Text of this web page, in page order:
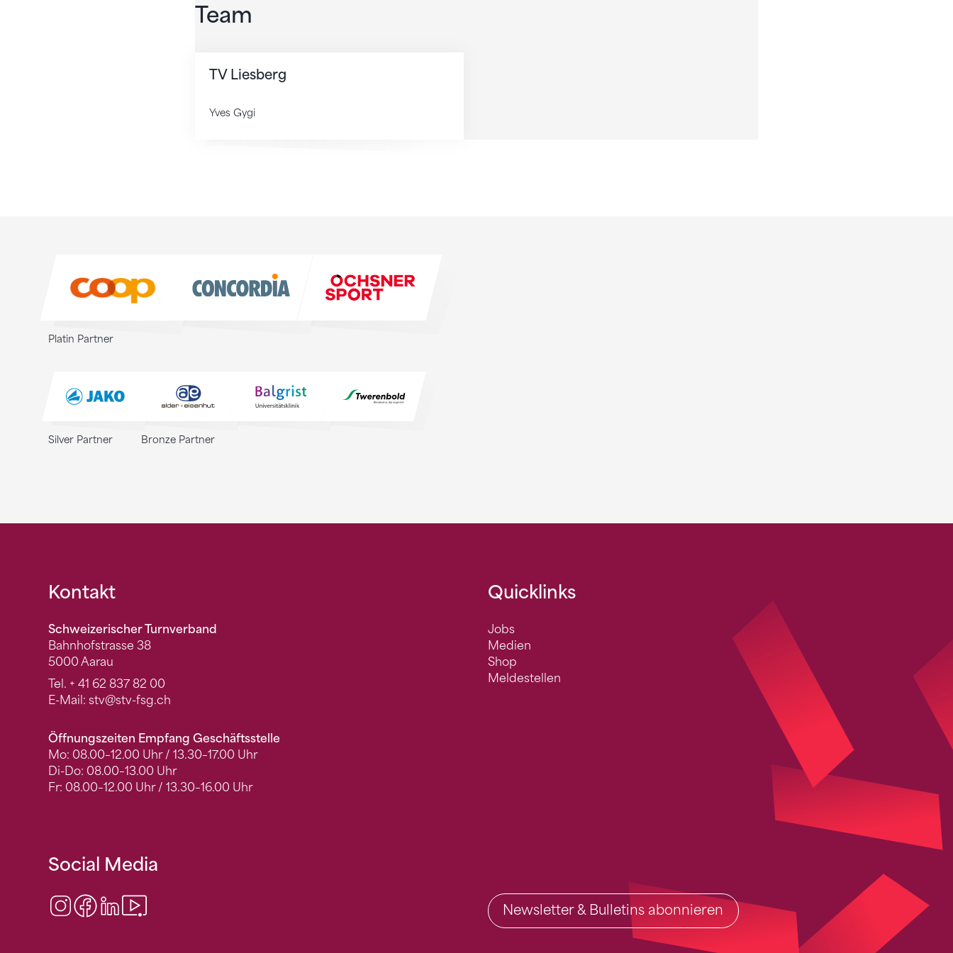
Team
TV Liesberg
Yves Gygi
Platin Partner
Silver Partner Bronze Partner
Fusszeile
Kontakt
Schweizerischer Turnverband
Bahnhofstrasse 38
5000 Aarau
Tel. + 41 62 837 82 00
E-Mail: stv@stv-fsg.ch
Öffnungszeiten Empfang Geschäftsstelle
Mo: 08.00–12.00 Uhr / 13.30–17.00 Uhr
Di-Do: 08.00–13.00 Uhr
Fr: 08.00–12.00 Uhr / 13.30–16.00 Uhr
Quicklinks
Jobs
Medien
Shop
Meldestellen
Social Media
Instagram
Facebook
LinkedIn Newsletter & Bulletins abonnieren